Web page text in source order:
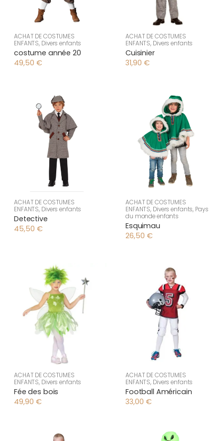
ACHAT DE COSTUMES
ENFANTS, Divers enfants
costume année 20
49,50 €
ACHAT DE COSTUMES
ENFANTS, Divers enfants
Cuisinier
31,90 €
ACHAT DE COSTUMES
ENFANTS, Divers enfants
Detective
45,50 €
ACHAT DE COSTUMES
ENFANTS, Divers enfants, Pays
du monde enfants
Esquimau
26,50 €
ACHAT DE COSTUMES
ENFANTS, Divers enfants
Fée des bois
49,90 €
ACHAT DE COSTUMES
ENFANTS, Divers enfants
Football Américain
33,00 €